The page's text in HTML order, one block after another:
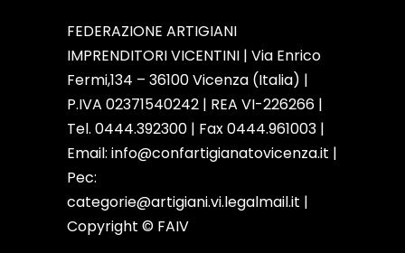
FEDERAZIONE ARTIGIANI
IMPRENDITORI VICENTINI | Via Enrico
Fermi,134 – 36100 Vicenza (Italia) |
P.IVA 02371540242 | REA VI-226266 |
Tel. 0444.392300 | Fax 0444.961003 |
Email: info@confartigianatovicenza.it |
Pec:
categorie@artigiani.vi.legalmail.it |
Copyright © FAIV